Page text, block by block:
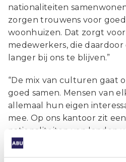
nationaliteiten
zorgen trouwens voor
woonhuizen. Dat zorgt
medewerkers, die
langer bij ons te blijven.”
“De mix van culturen gaat
goed samen. Mensen van
allemaal hun eigen
mee. Op ons kantoor zit
nationaliteiten van landen
decennia geworven
Spaans en zij werkt